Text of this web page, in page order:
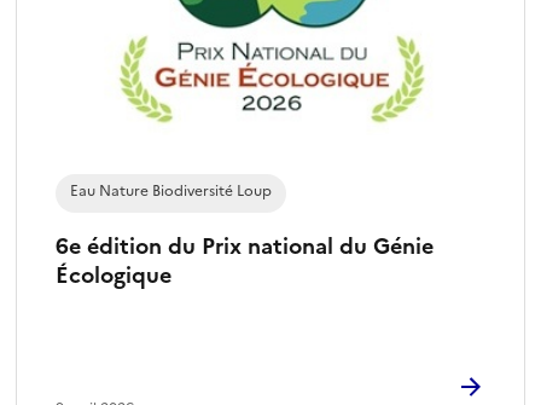
6e édition du Prix national du Génie
Écologique
Eau Nature Biodiversité Loup